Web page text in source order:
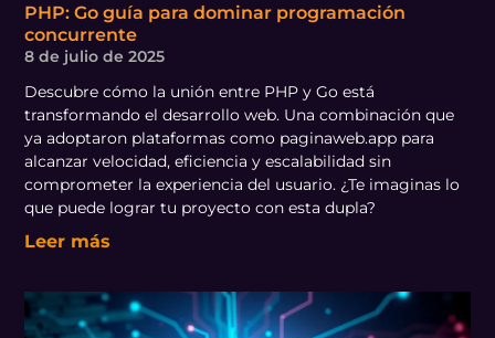
PHP: Go guía para dominar programación
concurrente
8 de julio de 2025
Descubre cómo la unión entre PHP y Go está
transformando el desarrollo web. Una combinación que
ya adoptaron plataformas como paginaweb.app para
alcanzar velocidad, eficiencia y escalabilidad sin
comprometer la experiencia del usuario. ¿Te imaginas lo
que puede lograr tu proyecto con esta dupla?
Leer más